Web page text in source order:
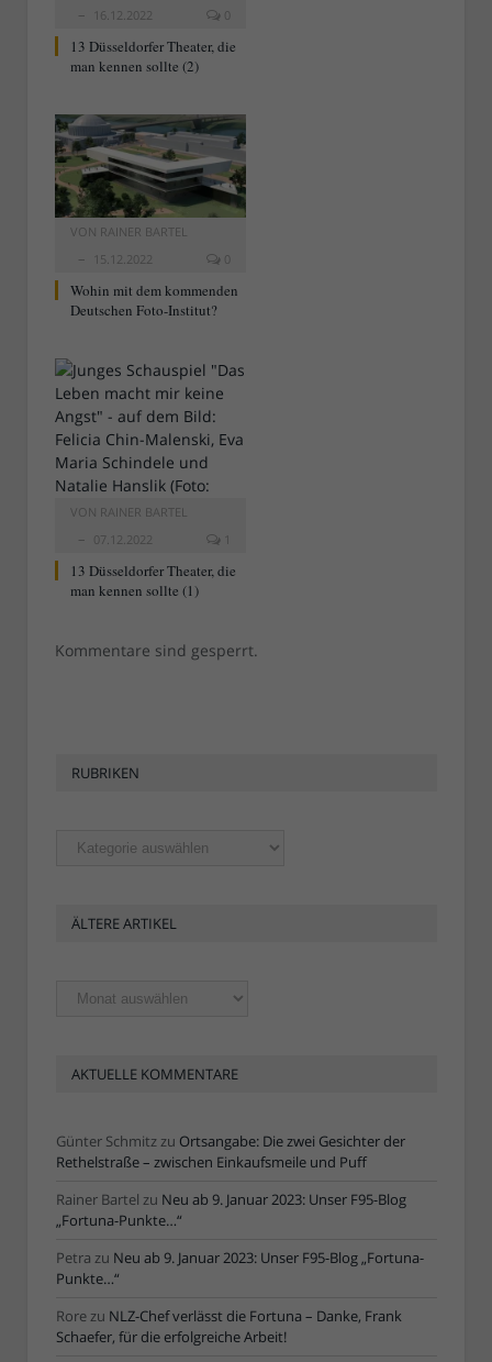
16.12.2022
0
13 Düsseldorfer Theater, die
man kennen sollte (2)
VON RAINER BARTEL
15.12.2022
0
Wohin mit dem kommenden
Deutschen Foto-Institut?
VON RAINER BARTEL
07.12.2022
1
13 Düsseldorfer Theater, die
man kennen sollte (1)
Kommentare sind gesperrt.
RUBRIKEN
Rubriken
ÄLTERE ARTIKEL
Ältere
Artikel
AKTUELLE KOMMENTARE
Günter Schmitzzu Ortsangabe: Die zwei Gesichter der
Rethelstraße – zwischen Einkaufsmeile und Puff
Rainer Bartel zu Neu ab 9. Januar 2023: Unser F95-Blog
„Fortuna-Punkte…“
Petra zu Neu ab 9. Januar 2023: Unser F95-Blog „Fortuna-
Punkte…“
Rorezu NLZ-Chef verlässt die Fortuna – Danke, Frank
Schaefer, für die erfolgreiche Arbeit!